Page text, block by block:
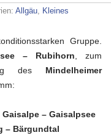
Allgäu, Kleines
Gruppe.
– Rubihorn , zum
des Mindelheimer
– Gaisalpsee
– Bärgundtal